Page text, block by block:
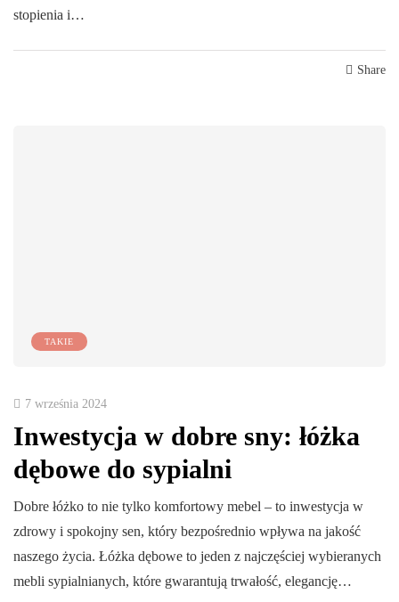
stopienia i…
Share
TAKIE
7 września 2024
Inwestycja w dobre sny: łóżka
dębowe do sypialni
Dobre łóżko to nie tylko komfortowy mebel – to inwestycja w
zdrowy i spokojny sen, który bezpośrednio wpływa na jakość
naszego życia. Łóżka dębowe to jeden z najczęściej wybieranych
mebli sypialnianych, które gwarantują trwałość, elegancję…